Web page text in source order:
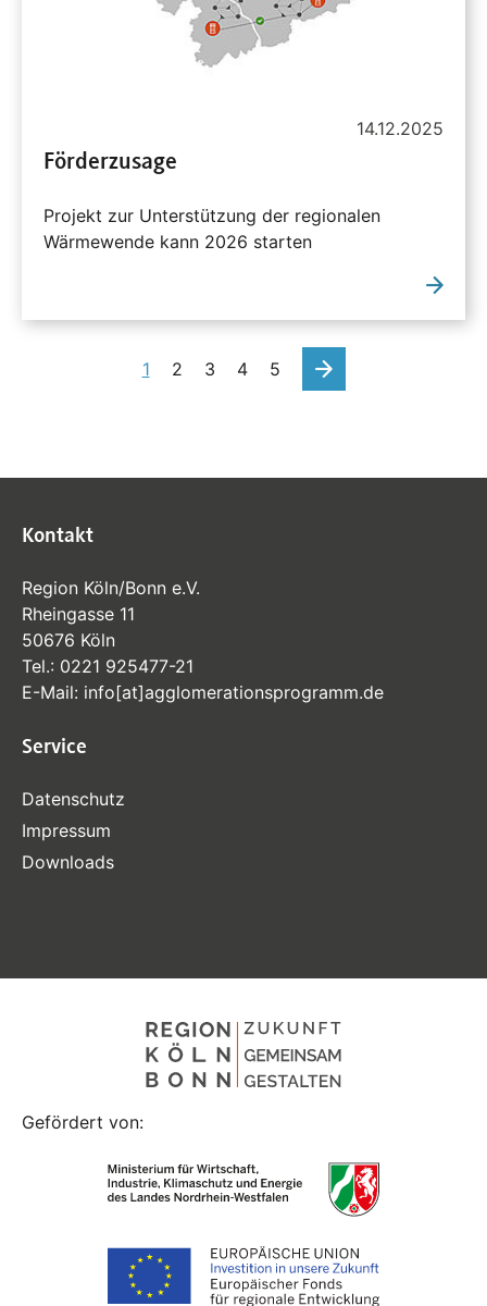
14.12.2025
Förderzusage
Projekt zur Unterstützung der regionalen
Wärmewende kann 2026 starten
1 2 3 4 5 nächste
Kontakt
Region Köln/Bonn e.V.
Rheingasse 11
50676 Köln
Tel.: 0221 925477-21
E-Mail: info[at]agglomerationsprogramm.de
Service
Datenschutz
Impressum
Downloads
Gefördert von: